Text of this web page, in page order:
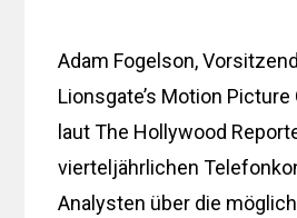
Adam Fogelson,
Lionsgate’s Motion
laut The Hollywood
vierteljährlichen
Analysten über die